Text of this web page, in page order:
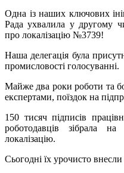
Одна із наших ключових
Рада ухвалила у другому
про локалізацію №3739!
Наша делегація була
промисловості голосуванні.
Майже два роки роботи та
експертами, поїздок на
150 тисяч підписів
роботодавців зібрала
локалізацію.
Сьогодні їх урочисто